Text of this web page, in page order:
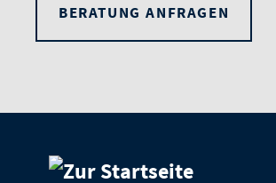
BERATUNG ANFRAGEN